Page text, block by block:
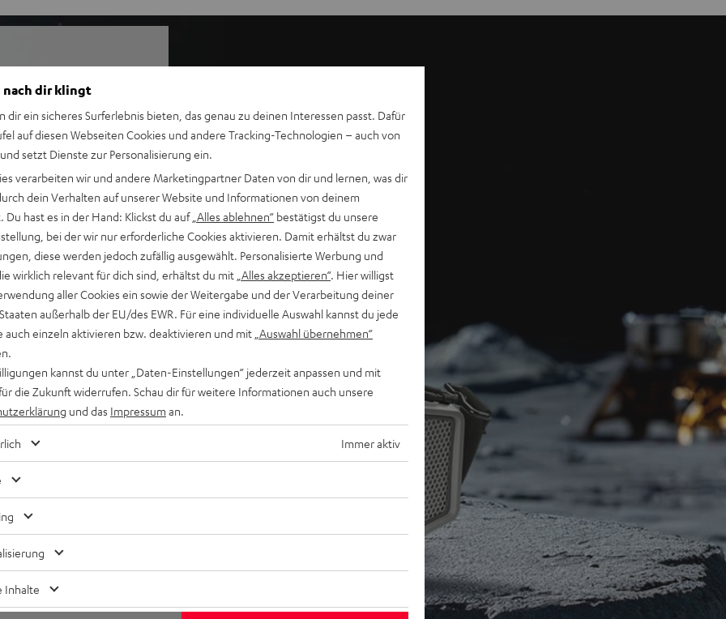
Speaker stets spielbereit
deine Lieblingsmusik an
jetzt in drei Farbvarianten.
und draußen mit starkem
Design, seitliche
zwei rückseitigen
Klangbild
zuschaltbarer
YouTube, Apple Music &
15 m, Google Fast Pair,
Songs nacheinander ab
NEO, MYND oder
CROSS 2 als Stereo-Set
für 46 Stunden Laufzeit,
Funktion
Soundkarten-Funktion für
nach dir klingt
dir ein sicheres Surferlebnis bieten, das genau zu deinen Interessen passt. Dafür
auf diesen Webseiten Cookies und andere Tracking-Technologien – auch von
setzt Dienste zur Personalisierung ein.
verarbeiten wir und andere Marketingpartner Daten von dir und lernen, was dir
dein Verhalten auf unserer Website und Informationen von deinem
Du hast es in der Hand: Klickst du auf „Alles ablehnen“ bestätigst du unsere
bei der wir nur erforderliche Cookies aktivieren. Damit erhältst du zwar
diese werden jedoch zufällig ausgewählt. Personalisierte Werbung und
wirklich relevant für dich sind, erhältst du mit „Alles akzeptieren“. Hier willigst
aller Cookies ein sowie der Weitergabe und der Verarbeitung deiner
außerhalb der EU/des EWR. Für eine individuelle Auswahl kannst du jede
auch einzeln aktivieren bzw. deaktivieren und mit „Auswahl übernehmen“
kannst du unter „Daten-Einstellungen“ jederzeit anpassen und mit
die Zukunft widerrufen. Schau dir für weitere Informationen auch unsere
und das Impressum an.
Immer aktiv
Inhalte